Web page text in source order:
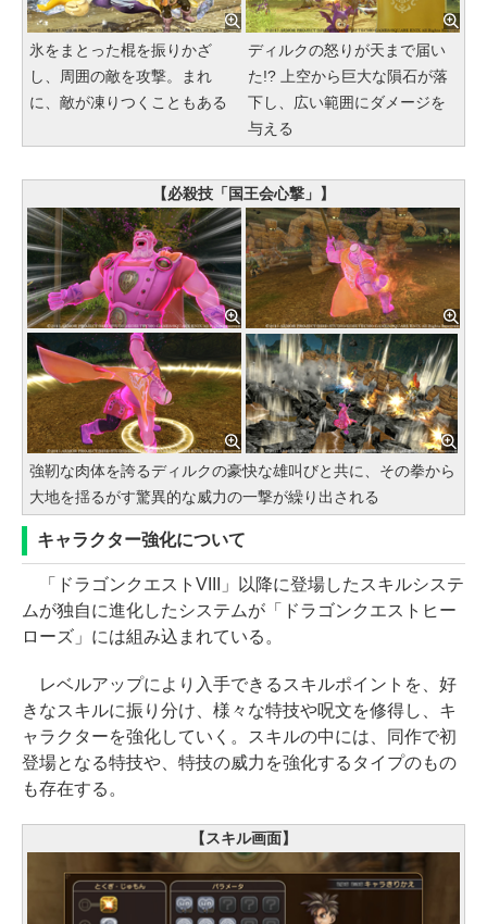
氷をまとった棍を振りかざ
し、周囲の敵を攻撃。まれ
に、敵が凍りつくこともある
ディルクの怒りが天まで届い
た!? 上空から巨大な隕石が落
下し、広い範囲にダメージを
与える
【必殺技「国王会心撃」】
強靭な肉体を誇るディルクの豪快な雄叫びと共に、その拳から
大地を揺るがす驚異的な威力の一撃が繰り出される
キャラクター強化について
「ドラゴンクエストVIII」以降に登場したスキルシステ
ムが独自に進化したシステムが「ドラゴンクエストヒー
ローズ」には組み込まれている。
レベルアップにより入手できるスキルポイントを、好
きなスキルに振り分け、様々な特技や呪文を修得し、キ
ャラクターを強化していく。スキルの中には、同作で初
登場となる特技や、特技の威力を強化するタイプのもの
も存在する。
【スキル画面】